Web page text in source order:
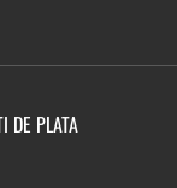
DE PLATA